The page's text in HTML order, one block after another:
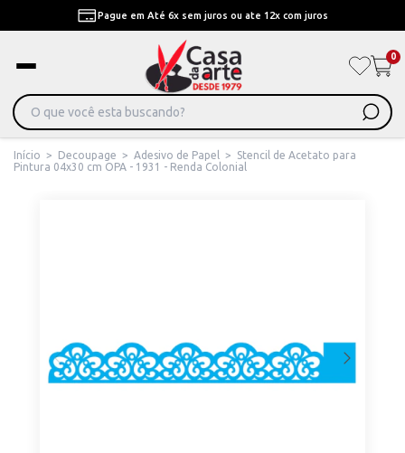
Pague em Até 6x sem juros ou ate 12x com juros
0
Início > Decoupage > Adesivo de Papel >
Stencil de Acetato para
Pintura 04x30 cm OPA - 1931 - Renda Colonial